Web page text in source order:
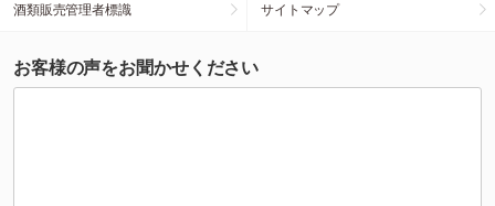
酒類販売管理者標識 サイトマップ
お客様の声をお聞かせください